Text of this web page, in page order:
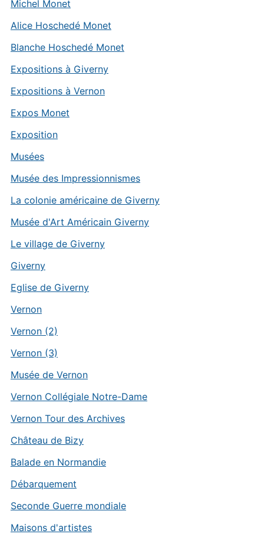
Michel Monet
Alice Hoschedé Monet
Blanche Hoschedé Monet
Expositions à Giverny
Expositions à Vernon
Expos Monet
Exposition
Musées
Musée des Impressionnismes
La colonie américaine de Giverny
Musée d'Art Américain Giverny
Le village de Giverny
Giverny
Eglise de Giverny
Vernon
Vernon (2)
Vernon (3)
Musée de Vernon
Vernon Collégiale Notre-Dame
Vernon Tour des Archives
Château de Bizy
Balade en Normandie
Débarquement
Seconde Guerre mondiale
Maisons d'artistes